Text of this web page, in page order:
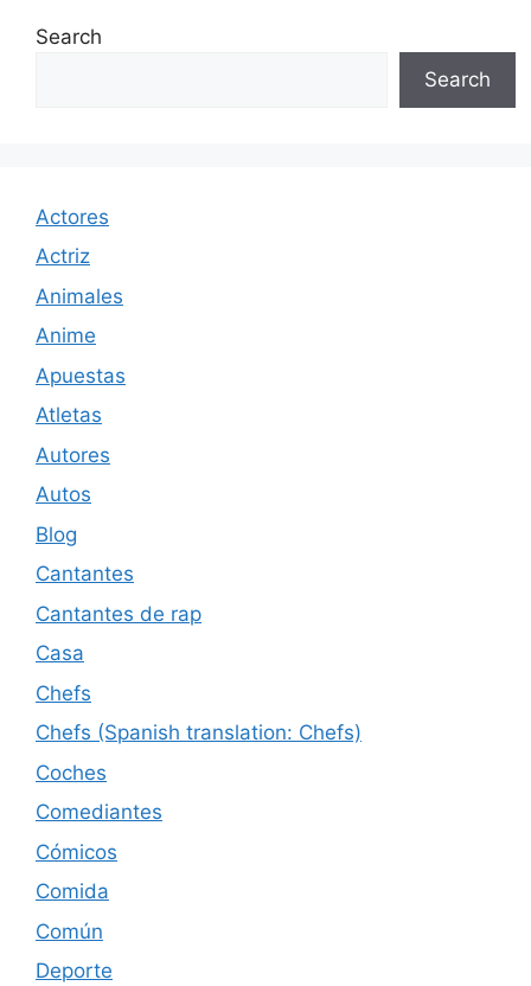
Search
Search
Actores
Actriz
Animales
Anime
Apuestas
Atletas
Autores
Autos
Blog
Cantantes
Cantantes de rap
Casa
Chefs
Chefs (Spanish translation: Chefs)
Coches
Comediantes
Cómicos
Comida
Común
Deporte